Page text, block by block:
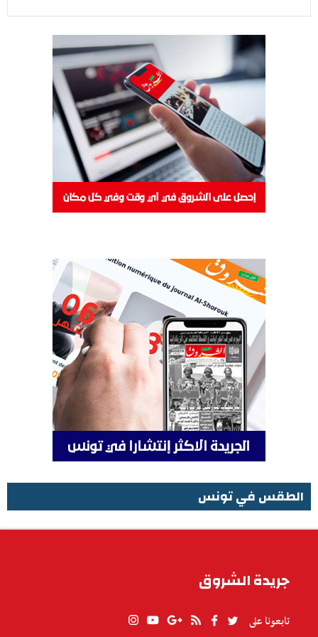
الطقس في تونس
جريدة الشروق
تابعونا على